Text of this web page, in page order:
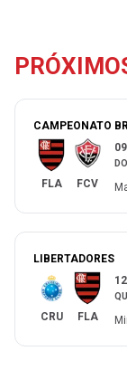
CAMPEONATO
FLA FCV
LIBERTADORES
CRU FLA